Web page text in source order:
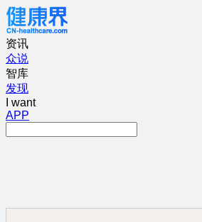
资讯
众说
智库
发现
I want
APP